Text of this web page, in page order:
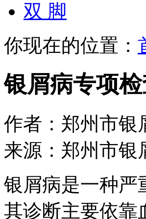
双 脚
你现在的位置：
银屑病专项
作者：郑州市银
来源：郑州市银
银屑病是一种严
其诊断主要依靠